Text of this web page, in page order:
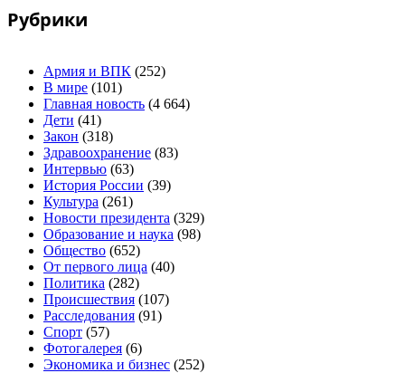
Рубрики
Армия и ВПК (252)
В мире (101)
Главная новость (4 664)
Дети (41)
Закон (318)
Здравоохранение (83)
Интервью (63)
История России (39)
Культура (261)
Новости президента (329)
Образование и наука (98)
Общество (652)
От первого лица (40)
Политика (282)
Происшествия (107)
Расследования (91)
Спорт (57)
Фотогалерея (6)
Экономика и бизнес (252)